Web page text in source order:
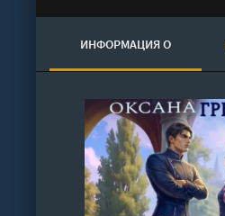
ИНФОРМАЦИЯ О
АУДИОКНИГЕ